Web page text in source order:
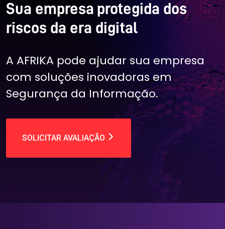
Sua empresa protegida dos
riscos da era digital
A AFRIKA pode ajudar sua empresa
com soluções inovadoras em
Segurança da Informação.
SOLICITAR AVALIAÇÃO